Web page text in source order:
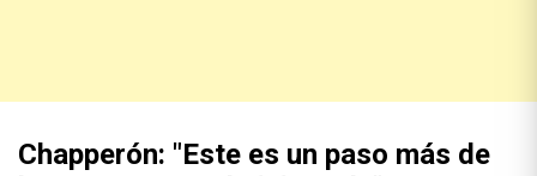
Chapperón: "Este es un paso más de